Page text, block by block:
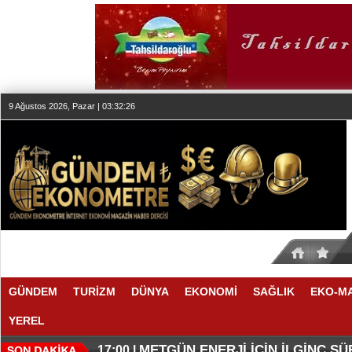
9 Ağustos 2026, Pazar | 03:32:27
GÜNDEM TURİZM DÜNYA EKONOMİ SAĞLIK EKO-
YEREL
17:11 |O ANLAŞMADA NELER VAR
17:08 |O TAHMİNDE YÜKSELME VAR